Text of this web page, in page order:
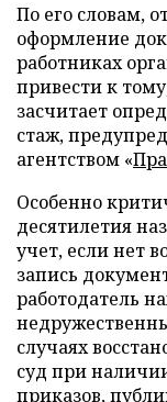
По его словам,
оформление
работниках
привести к
засчитает
стаж,
агентством «
Особенно
десятилетия
учет, если нет
запись
работодатель
случаях
суд при
приказов,